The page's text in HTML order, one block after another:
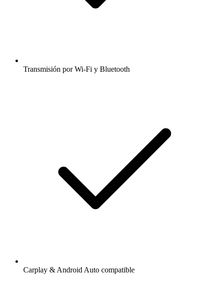
Transmisión por Wi-Fi y Bluetooth
Carplay & Android Auto compatible